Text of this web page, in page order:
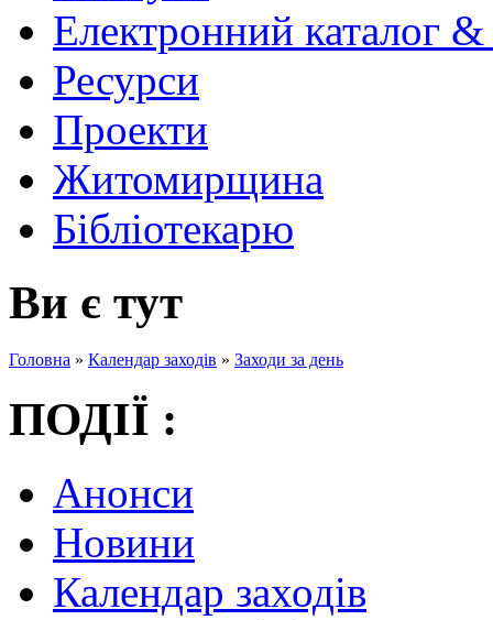
Електронний каталог
Ресурси
Проекти
Житомирщина
Бібліотекарю
Ви є тут
Головна » Календар заходів » Заходи за день
ПОДІЇ :
Анонси
Новини
Календар заходів